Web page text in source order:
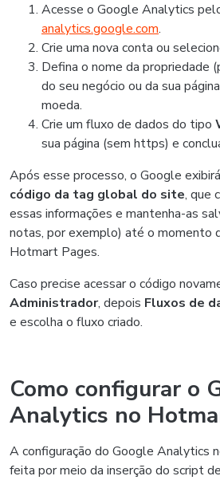
Acesse o Google Analytics
analytics.google.com.
Crie uma nova conta ou
Defina o nome da propriedade
do seu negócio ou da sua
moeda.
Crie um fluxo de dados do tipo
sua página (sem https) e
Após esse processo, o Google
código da tag global do site, que
essas informações e mantenha-as
notas, por exemplo) até o momento
Hotmart Pages.
Caso precise acessar o código
Administrador, depois Fluxos de
e escolha o fluxo criado.
Como configurar o
Analytics no
A configuração do Google Analytics
feita por meio da inserção do script